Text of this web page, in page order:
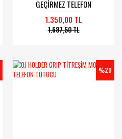
GEÇİRMEZ TELEFON
1.350,00 TL
1.687,50 TL
%20